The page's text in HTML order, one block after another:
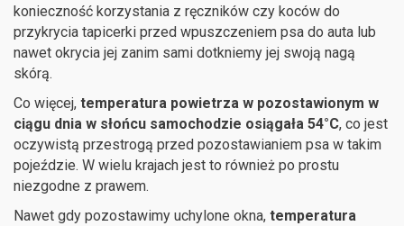
konieczność korzystania z ręczników czy koców do
przykrycia tapicerki przed wpuszczeniem psa do auta lub
nawet okrycia jej zanim sami dotkniemy jej swoją nagą
skórą.
Co więcej, temperatura powietrza w pozostawionym w
ciągu dnia w słońcu samochodzie osiągała 54°C, co jest
oczywistą przestrogą przed pozostawianiem psa w takim
pojeździe. W wielu krajach jest to również po prostu
niezgodne z prawem.
Nawet gdy pozostawimy uchylone okna, temperatura